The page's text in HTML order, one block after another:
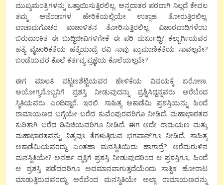
ಮುಖ್ಯಮಂತ್ರಿಗಳನ್ನು ಒತ್ತಾಯಿಸುತ್ತಿರಲಿಲ್ಲ. ಅನ್ನದಾತರ ಪರವಾಗಿ ನಿಲ್ಲದೆ ಕೇವಲ
ತಮ್ಮ ಅಜೆಂಡಾಗಳ ಹೇರಿಕೆಯಲ್ಲಿಯೇ ಉತ್ಸಾಹ ತೋರುತ್ತಿರಲಿಲ್ಲ.
ವಾಚಾಮಗೊಚರ ವಾಚಾಳಿತನ ತೋರಿಸುತ್ತಿರಲಿಲ್ಲ. ವಿಚಾರವಾದಿಗಳೆಂಬ
ಬಿರುದಾಂಕಿತ ಈ ಬುದ್ಧಿಜೀವಿಗಳಿಗೇಕೆ ಈ ಪರಿ ದುರ್ಬುಧ್ಧಿ? ಕಲ್ಬುರ್ಗಿಯವರ
ಹತ್ಯೆ ವೈಚಾರಿಕತೆಯ ಹತ್ಯೆಯಾದ್ರೆ ರವಿ ಸಾವು ಪ್ರಾಮಾಣಿಕತೆಯ ಸಾವಲ್ಲವೇ?
ಬಂಡೆಯವರ ಕೊಲೆ ಕರ್ತವ್ಯ ಪ್ರಜ್ಞೆಯ ಕೊಲೆಯಲ್ಲವೇ?
ಈಗ ಮಾಲತಿ ಪಟ್ಟಣಶೆಟ್ಟಿಯವರ ಹೇಳಿಕೆಯ ವಿಷಯಕ್ಕೆ ಬರೋಣ.
ಅಯೋಗ್ಯನೊಬ್ಬನಿಗೆ ಪ್ರಶಸ್ತಿ ನೀಡುವುದನ್ನು ಪ್ರಶ್ನಿಸಿದ್ದನ್ನವರು ಅರೆಬೆಂದ
ಸ್ಥಿತಿಯವರು ಎಂದಿದ್ದಾರೆ. ಇರಲಿ. ಸಾಹಿತ್ಯ ಅಕಾಡೆಮಿ ಪ್ರಶಸ್ತಿಯನ್ನು ಹಿಂದೆ
ರಾಮಾಯಣದ ಬಗ್ಗೆಯೇ ಬರೆದ ಕುವೆಂಪುರವರಿಗೂ ನೀಡಿದೆ. ಮಹಾಭಾರತದ
ಕುರಿತಾಗಿ ಬರೆದ ಡಿವಿಜಿಯವರಿಗೂ ನೀಡಿದೆ. ಈಗ ಅದೇ ರಾಮಯಣ ಮತ್ತು
ಮಹಾಭಾರತವನ್ನು ನಿತ್ಯವೂ ತೆಗಳುತ್ತಿರುವ ಭಗವಾನ್’ಗೂ ನೀಡಿದೆ. ಸಾಹಿತ್ಯ
ಅಕಾಡೆಮಿಯವರದ್ದು ಎಂತಹಾ ಮನಸ್ಥಿತಿಯಿದು ಹಾಗಾದ್ರೆ? ಅರೆಮರುಳಿನ
ಮನಸ್ಥಿತಿಯೇ? ಅನರ್ಹ ವ್ಯಕ್ತಿಗೆ ಪ್ರಶಸ್ತಿ ನೀಡುವುದರಿಂದ ಆ ಪ್ರಶಸ್ತಿಗೂ, ಹಿಂದೆ
ಆ ಪ್ರಶಸ್ತಿ ಪಡೆದವರಿಗೂ ಅವಮಾನವಾಗುತ್ತದೆಯೆಂದು ಸಾತ್ವಿಕ ಹೋರಾಟ
ಮಾಡುತ್ತಿರುವವರದ್ದು ಅರೆಬೆಂದ ಮನಸ್ಥಿತಿಯೇ ಅಲ್ಲಾ ರಾಮಾಯಣವನ್ನು